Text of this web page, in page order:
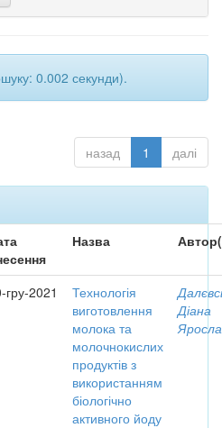
0.002 секунди).
назад 1 далі
Назва
гру-2021
Технологія
виготовлення
молока та
молочнокислих
продуктів з
використанням
біологічно
активного йоду
Діана